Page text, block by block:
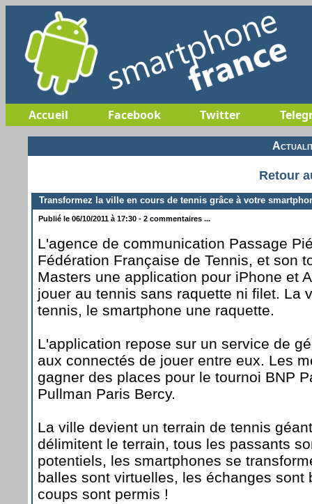
Accueil Facebook Twitter
Retour
Transformez la ville en cours de tennis grâce à votre
Publié le 06/10/2011 à 17:30 - 2 commentaires ...
L'agence de communication Passage
Fédération Française de Tennis, et son
Masters une application pour iPhone et
jouer au tennis sans raquette ni filet. La
tennis, le smartphone une raquette.
L'application repose sur un service de
aux connectés de jouer entre eux. Les
gagner des places pour le tournoi BNP
Pullman Paris Bercy.
La ville devient un terrain de tennis
délimitent le terrain, tous les passants
potentiels, les smartphones se
balles sont virtuelles, les échanges sont
coups sont permis !